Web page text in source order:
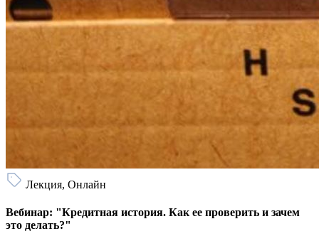
Лекция, Онлайн
Вебинар: "Кредитная история. Как ее проверить и зачем
это делать?"